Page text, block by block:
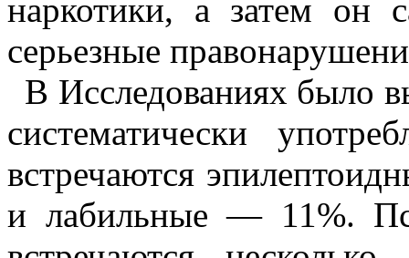
наркотики, а затем он
серьезные
В Исследованиях было
систематически
встре­чаются
и лабильные — 11%.